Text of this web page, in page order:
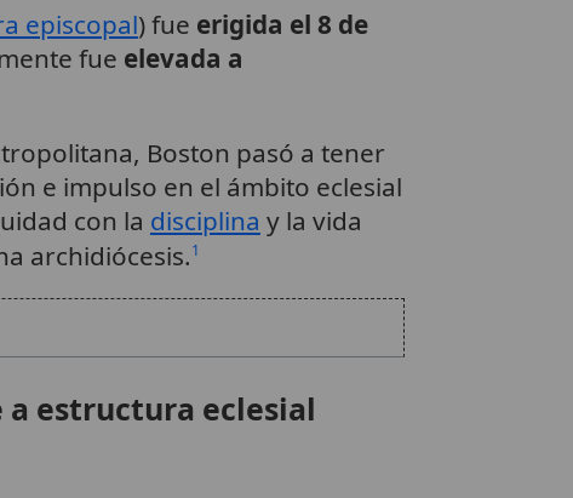
episcopal) fue erigida el 8 de
fue elevada a
Boston pasó a tener
e impulso en el ámbito eclesial
con la disciplina y la vida
archidiócesis.1
estructura eclesial